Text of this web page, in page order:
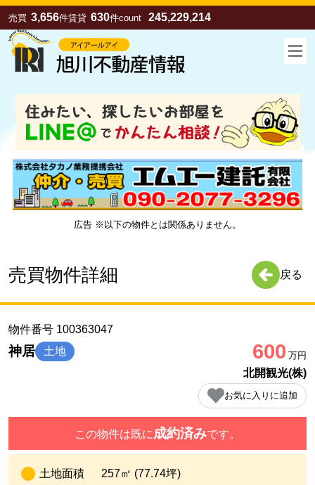
売買 3,656件賃貸 630件count 245,229,214
広告 ※以下の物件とは関係ありません。
売買物件詳細 戻る
物件番号 100363047
神居 土地 600 万円
北開観光(株)
お気に入りに追加
この物件は既に成約済みです。
土地面積
257㎡ (77.74坪)